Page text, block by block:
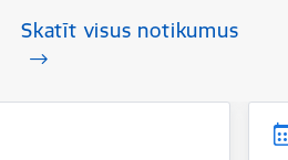
Skatīt visus notikumus